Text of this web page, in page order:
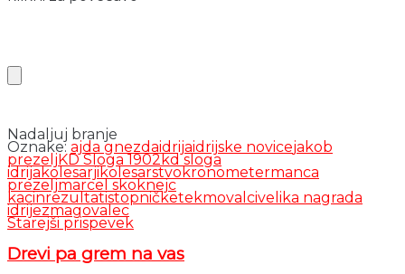
Nadaljuj branje
Oznake: ajda gnezdaidrijaidrijske novicejakob
prezeljKD Sloga 1902kd sloga
idrijakolesarjikolesarstvokronometermanca
prezeljmarcel skoknejc
kacinrezultatistopničketekmovalcivelika nagrada
idrijezmagovalec
Starejši prispevek
Drevi pa grem na vas